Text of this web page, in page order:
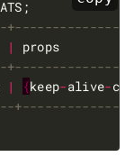
|
| {keep-alive-